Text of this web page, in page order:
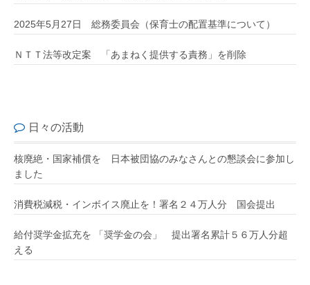
2025年5月27日 総務委員会（保育士の配置基準について）
ＮＴＴ法等改定案 「あまねく提供する責務」を削除
日々の活動
核廃絶・国家補償を 日本被団協のみなさんとの懇談会に参加し
ました
消費税減税・インボイス廃止を！署名２４万人分 国会提出
給付奨学金拡充を 「奨学金の会」 提出署名累計５６万人分超
える